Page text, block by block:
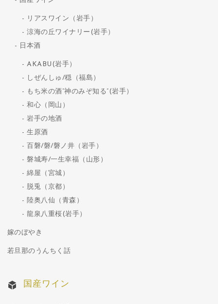
リアスワイン（岩手）
涼海の丘ワイナリー(岩手）
日本酒
AKABU(岩手）
しぜんしゅ/穏（福島）
もち米の酒”神のみぞ知る”(岩手）
和心（岡山）
岩手の地酒
生原酒
百磐/磐/磐ノ井（岩手）
磐城寿/一生幸福（山形）
綿屋（宮城）
脱兎（京都）
陸奥八仙（青森）
龍泉八重桜(岩手）
嫁のぼやき
若旦那のうんちく話
国産ワイン